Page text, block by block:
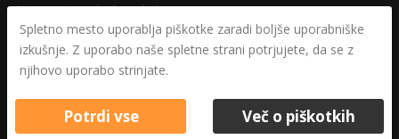
Varovanje osebnih podatkov
Druga določila
Pravilnik o zasebnosti
Pravno obvestilo
Spletno mesto uporablja piškotke zaradi boljše uporabniške
izkušnje. Z uporabo naše spletne strani potrjujete, da se z
njihovo uporabo strinjate.
Potrdi vse Več o piškotkih